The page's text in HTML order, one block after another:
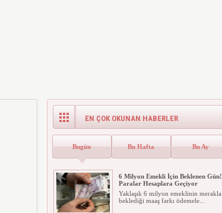
EN ÇOK OKUNAN HABERLER
Bugün Bu Hafta Bu Ay
6 Milyon Emekli İçin Beklenen Gün!
Paralar Hesaplara Geçiyor
Yaklaşık 6 milyon emeklinin merakla
beklediği maaş farkı ödemele...